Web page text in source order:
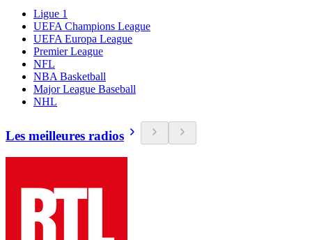
Ligue 1
UEFA Champions League
UEFA Europa League
Premier League
NFL
NBA Basketball
Major League Baseball
NHL
Les meilleures radios